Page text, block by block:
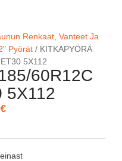
Renkaat, Vanteet Ja
Pyörät / KITKAPYÖRÄ
5X112
60R12C
5X112
€